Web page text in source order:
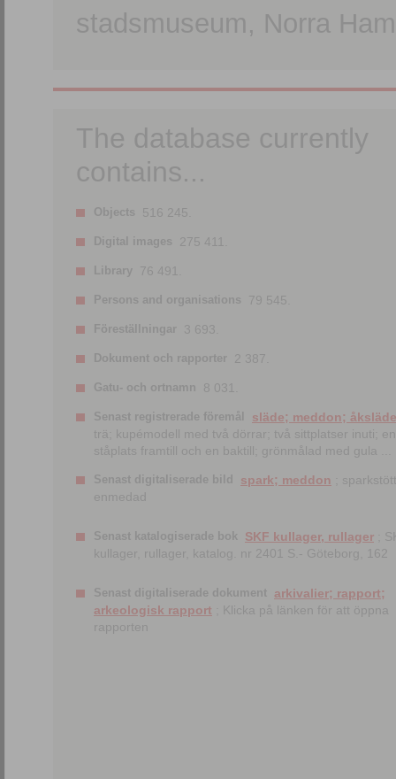
stadsmuseum, Norra
The database currently
contains...
Objects 516 245.
Digital images 275 411.
Library 76 491.
Persons and organisations 79 545.
Föreställningar 3 693.
Dokument och rapporter 2 387.
Gatu- och ortnamn 8 031.
Senast registrerade föremål
släde; meddon; åksläde
trä; kupémodell med två dörrar; två sittplatser inuti; en
ståplats framtill och en baktill; grönmålad med gula ...
Senast digitaliserade bild spark; meddon ;
enmedad
Senast katalogiserade bok SKF kullager, rullager ;
kullager, rullager, katalog. nr 2401 S.- Göteborg, 162
Senast digitaliserade dokument arkivalier; rapport;
arkeologisk rapport ; Klicka på länken för att öppna
rapporten